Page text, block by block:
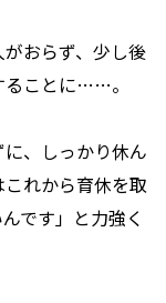
おらず、少し後
ることに……。
、しっかり休ん
れから育休を取
です」と力強く